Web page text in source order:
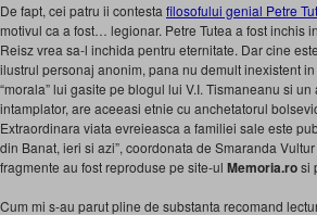
De fapt, cei patru ii contesta filosofului genial Petre
motivul ca a fost… legionar. Petre Tutea a fost inchis
Reisz vrea sa-l inchida pentru eternitate. Dar cine
ilustrul personaj anonim, pana nu demult inexistent
“morala” lui gasite pe blogul lui V.I. Tismaneanu si
intamplator, are aceeasi etnie cu anchetatorul
Extraordinara viata evreieasca a familiei sale este
din Banat, ieri si azi”, coordonata de Smaranda
fragmente au fost reproduse pe site-ul Memoria.rosi
Cum mi s-au parut pline de substanta recomand